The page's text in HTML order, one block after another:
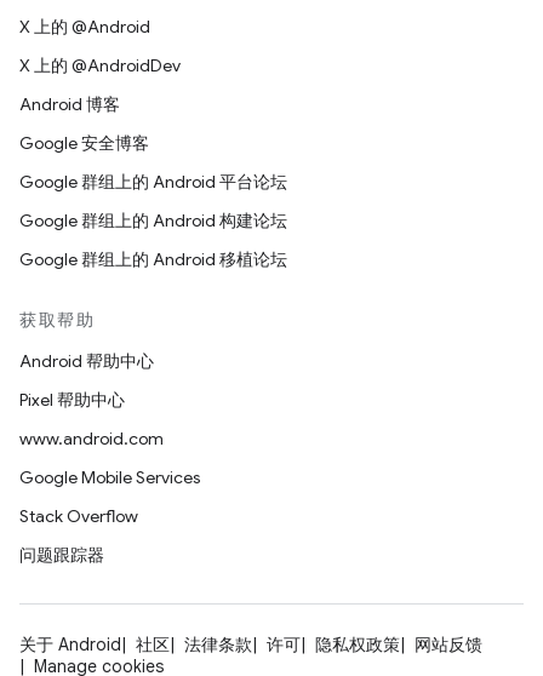
X 上的 @Android
X 上的 @AndroidDev
Android 博客
Google 安全博客
Google 群组上的 Android 平台论坛
Google 群组上的 Android 构建论坛
Google 群组上的 Android 移植论坛
获取帮助
Android 帮助中心
Pixel 帮助中心
www.android.com
Google Mobile Services
Stack Overflow
问题跟踪器
关于 Android 社区 法律条款 许可 隐私权政策
网站反馈
Manage cookies